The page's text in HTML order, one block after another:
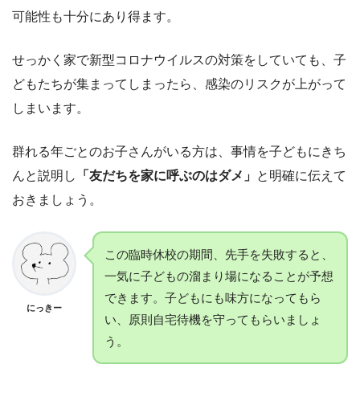
可能性も十分にあり得ます。
せっかく家で新型コロナウイルスの対策をしていても、子
どもたちが集まってしまったら、感染のリスクが上がって
しまいます。
群れる年ごとのお子さんがいる方は、事情を子どもにきち
んと説明し
「友だちを家に呼ぶのはダメ」 と明確に伝えて
おきましょう。
にっきー
この臨時休校の期間、先手を失敗すると、
一気に子どもの溜まり場になることが予想
できます。子どもにも味方になってもら
い、原則自宅待機を守ってもらいましょ
う。